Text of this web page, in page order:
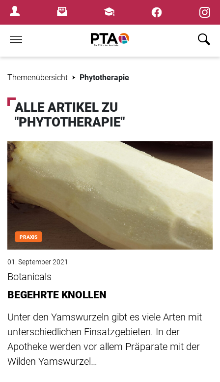
Login MenuNewsletterFortbildungen
Home
Themenübersicht Phytotherapie
ALLE ARTIKEL ZU
"PHYTOTHERAPIE"
PRAXIS
01. September 2021
Botanicals
BEGEHRTE KNOLLEN
Unter den Yamswurzeln gibt es viele Arten mit
unterschiedlichen Einsatzgebieten. In der
Apotheke werden vor allem Präparate mit der
Wilden Yamswurzel…
×